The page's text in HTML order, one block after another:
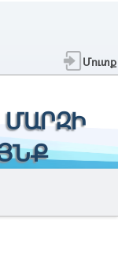
Մուտք